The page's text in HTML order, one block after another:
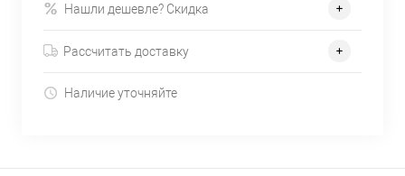
Нашли дешевле? Скидка
Рассчитать доставку
Наличие уточняйте